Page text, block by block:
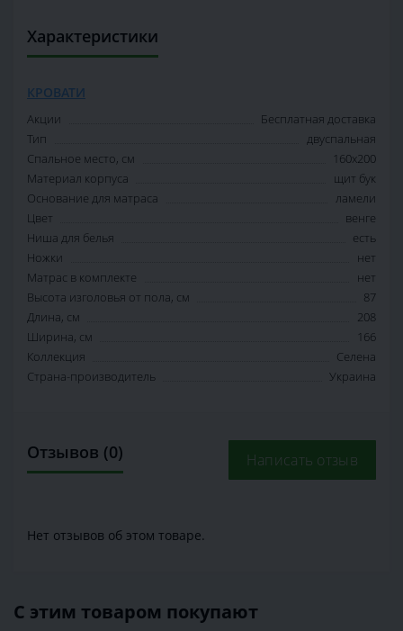
Характеристики
КРОВАТИ
Акции
Бесплатная доставка
Тип
двуспальная
Спальное место, см
160х200
Материал корпуса
щит бук
Основание для матраса
ламели
Цвет
венге
Ниша для белья
есть
Ножки
нет
Матрас в комплекте
нет
Высота изголовья от пола, см
87
Длина, см
208
Ширина, см
166
Коллекция
Селена
Страна-производитель
Украина
Отзывов (0) Написать отзыв
Нет отзывов об этом товаре.
С этим товаром покупают